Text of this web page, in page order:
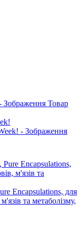
Товар
Encapsulations, для
та метаболізму,